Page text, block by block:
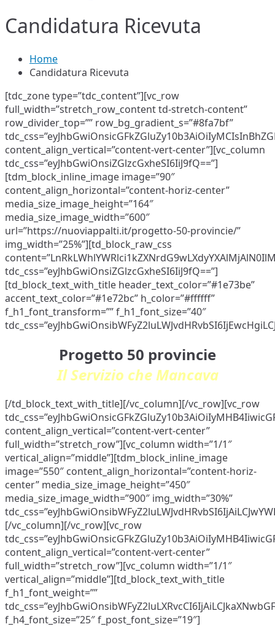
Candidatura Ricevuta
Home
Candidatura Ricevuta
[tdc_zone type=”tdc_content”][vc_row
full_width=”stretch_row_content td-stretch-content”
row_divider_top=”” row_bg_gradient_s=”#8fa7bf”
content_align_vertical=”content-vert-center”][vc_column
tdc_css=”eyJhbGwiOnsiZGlzcGxheSI6IiJ9fQ==”]
[tdm_block_inline_image image=”90″
content_align_horizontal=”content-horiz-center”
media_size_image_height=”164″
media_size_image_width=”600″
url=”https://nuoviappalti.it/progetto-50-provincie/”
img_width=”25%”][td_block_raw_css
tdc_css=”eyJhbGwiOnsiZGlzcGxheSI6IiJ9fQ==”]
[td_block_text_with_title header_text_color=”#1e73be”
accent_text_color=”#1e72bc” h_color=”#ffffff”
f_h1_font_transform=”” f_h1_font_size=”40″
Progetto 50 provincie
Il Servizio che Mancava
[/td_block_text_with_title][/vc_column][/vc_row][vc_row
content_align_vertical=”content-vert-center”
full_width=”stretch_row”][vc_column width=”1/1″
vertical_align=”middle”][tdm_block_inline_image
image=”550″ content_align_horizontal=”content-horiz-
center” media_size_image_height=”450″
media_size_image_width=”900″ img_width=”30%”
[/vc_column][/vc_row][vc_row
content_align_vertical=”content-vert-center”
full_width=”stretch_row”][vc_column width=”1/1″
vertical_align=”middle”][td_block_text_with_title
f_h1_font_weight=””
f_h4_font_size=”25″ f_post_font_size=”19″]